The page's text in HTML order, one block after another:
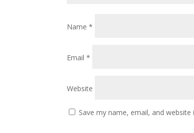
Name*
Email*
Website
Save my name, email, and